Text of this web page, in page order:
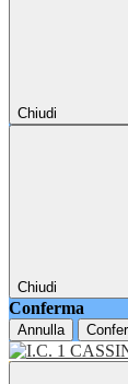
Chiudi
Chiudi
Conferma
Annulla